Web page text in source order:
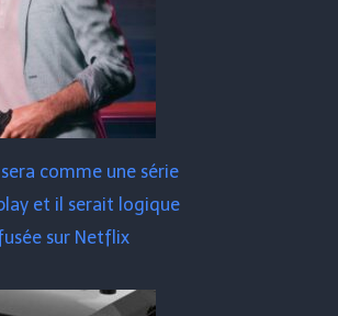
sera comme une série
et il serait logique
sur Netflix